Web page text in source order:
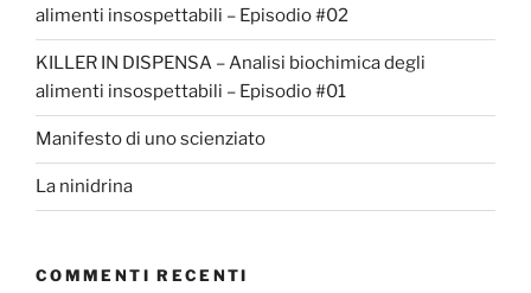
alimenti insospettabili – Episodio #02
KILLER IN DISPENSA – Analisi biochimica degli
alimenti insospettabili – Episodio #01
Manifesto di uno scienziato
La ninidrina
COMMENTI RECENTI